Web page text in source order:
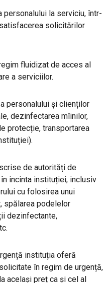
PUBLIC
la serviciu, într-
solicitărilor
fluidizat de acces al
a serviciilor.
personalului și clienților
dezinfectarea mîinilor,
protecție, transportarea
de autorități de
incinta instituției, inclusiv
cu folosirea unui
spălarea podelelor
dezinfectante,
instituția oferă
în regim de urgență,
același preț ca și cel al